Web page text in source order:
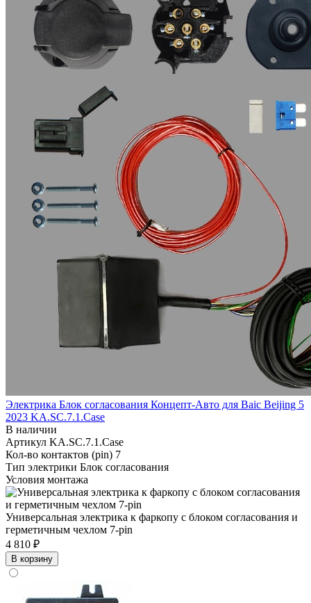
Электрика Блок согласования Концепт-Авто для Baic Beijing 5
2023 KA.SC.7.1.Case
В наличии
Артикул KA.SC.7.1.Case
Кол-во контактов (pin) 7
Тип электрики Блок согласования
Условия монтажа
Универсальная электрика к фаркопу с блоком согласования и
герметичным чехлом 7-pin
4 810 ₽
В корзину